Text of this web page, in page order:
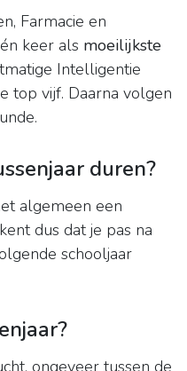
Farmacie en
keer als moeilijkste
Intelligentie
top vijf. Daarna volgen
duren?
algemeen een
dus dat je pas na
schooljaar
ongeveer tussen de